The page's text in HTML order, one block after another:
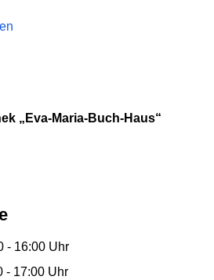
„Eva-Maria-Buch-Haus“
- 16:00 Uhr
- 17:00 Uhr